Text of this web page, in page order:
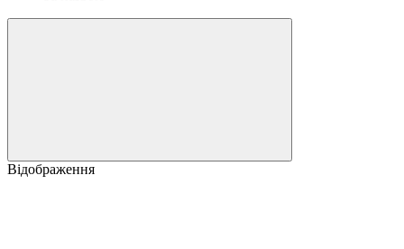
Відображення